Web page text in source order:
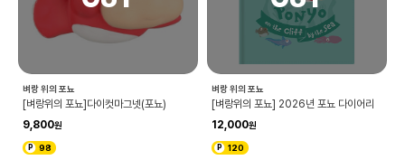
벼랑 위의 포뇨
[벼랑위의 포뇨]다이컷마그넷(포뇨)
9,800
98
벼랑 위의 포뇨
[벼랑위의 포뇨] 2026년 포뇨 다이어리
12,000
120